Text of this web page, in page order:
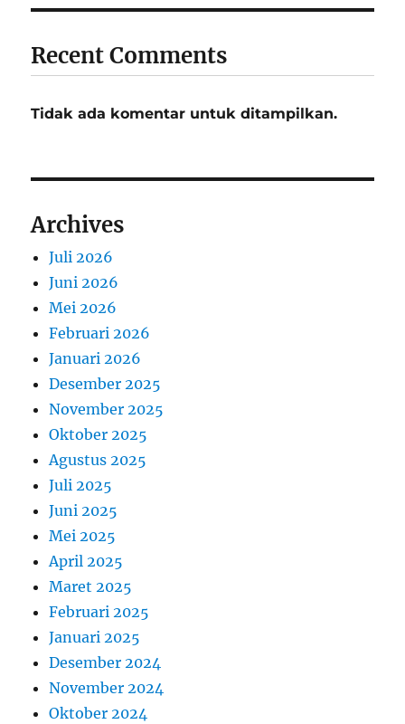
Recent Comments
Tidak ada komentar untuk ditampilkan.
Archives
Juli 2026
Juni 2026
Mei 2026
Februari 2026
Januari 2026
Desember 2025
November 2025
Oktober 2025
Agustus 2025
Juli 2025
Juni 2025
Mei 2025
April 2025
Maret 2025
Februari 2025
Januari 2025
Desember 2024
November 2024
Oktober 2024